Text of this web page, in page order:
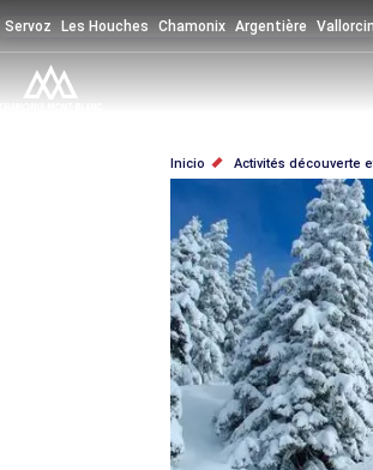
al
contenido
principal
Servoz Les Houches Chamonix Argentière
SOBRESCRIBIR
ENLACES
AYUDA
Inicio Activités découverte